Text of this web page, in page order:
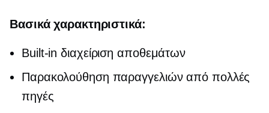
Βασικά χαρακτηριστικά:
Built-in διαχείριση αποθεμάτων
Παρακολούθηση παραγγελιών από πολλές
πηγές